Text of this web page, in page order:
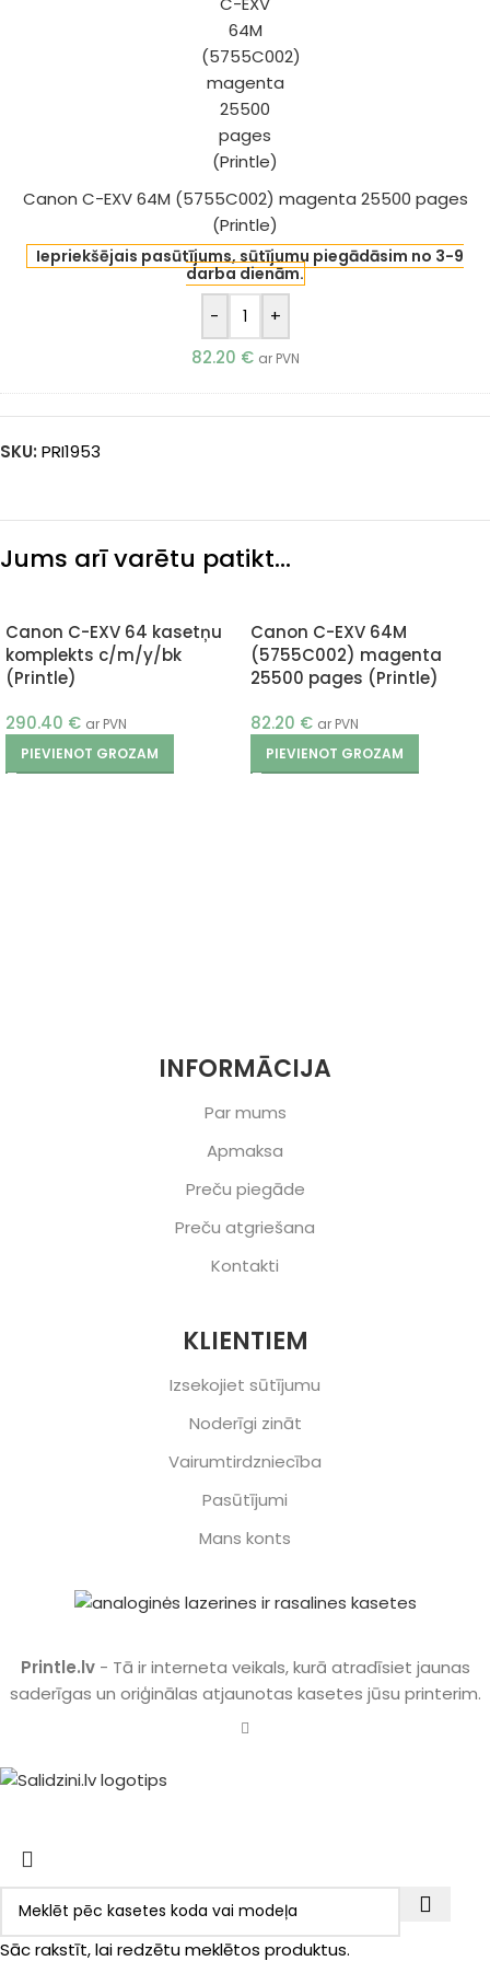
64M
(5755C002)
magenta
25500
(Printle)
Canon C-EXV 64M (5755C002) magenta 25500 pages
(Printle)
Iepriekšējais pasūtījums, sūtījumu piegādāsim no 3-9
darba dienām.
-
+
82.20 € ar PVN
SKU: PRI1953
Jums arī varētu patikt…
Canon C-EXV 64 kasetņu
komplekts c/m/y/bk
(Printle)
290.40 € ar PVN
PIEVIENOT GROZAM
Canon C-EXV 64M
(5755C002) magenta
25500 pages (Printle)
82.20 € ar PVN
PIEVIENOT GROZAM
INFORMĀCIJA
Par mums
Apmaksa
Preču piegāde
Preču atgriešana
Kontakti
KLIENTIEM
Izsekojiet sūtījumu
Noderīgi zināt
Vairumtirdzniecība
Pasūtījumi
Mans konts
Printle.lv - Tā ir interneta veikals, kurā atradīsiet jaunas
saderīgas un oriģinālas atjaunotas kasetes jūsu printerim.
Sāc rakstīt, lai redzētu meklētos produktus.